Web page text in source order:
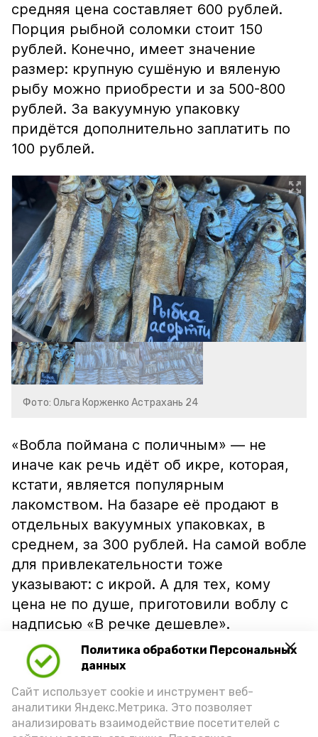
Политика обработки Персональных
данных
Сайт использует cookie и инструмент веб-
аналитики Яндекс.Метрика. Это позволяет
анализировать взаимодействие посетителей с
средняя цена составляет 600 рублей.
Порция рыбной соломки стоит 150
рублей. Конечно, имеет значение
размер: крупную сушёную и вяленую
рыбу можно приобрести и за 500-800
рублей. За вакуумную упаковку
придётся дополнительно заплатить по
100 рублей.
Фото: Ольга Корженко Астрахань 24
«Вобла поймана с поличным» — не
иначе как речь идёт об икре, которая,
кстати, является популярным
лакомством. На базаре её продают в
отдельных вакуумных упаковках, в
среднем, за 300 рублей. На самой вобле
для привлекательности тоже
указывают: с икрой. А для тех, кому
цена не по душе, приготовили воблу с
надписью «В речке дешевле».